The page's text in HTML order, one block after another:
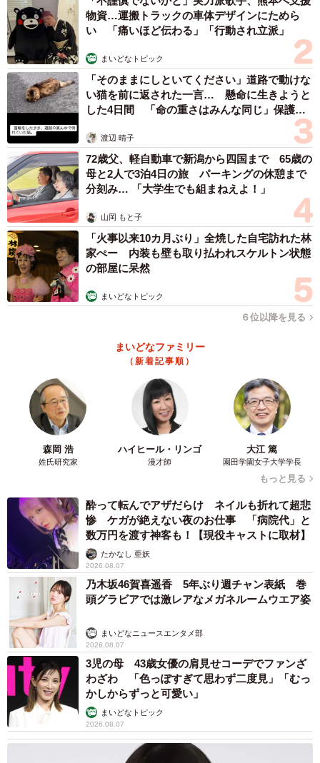
「産室外の、カメラに映らない場所で出産したようです。
録画映像での確認だったので担当者は、『今、生きている
のか』『ユキは子育てしているのか』と、喜びよりも心配
のほうが先で、鳥肌が立ち、冷や汗が出たそうです」
－赤ちゃんの大きさは？
「ホッキョクグマの誕生時の大きさは平均で約30センチ、
体重は500～800グラムだとされていて、この赤ちゃんもそ
れくらいかと。まだ測れないので映像からの推測です」
出産を伝える動画冒頭は真っ黒いものを咥えたユキの姿。「おめでと
う」「無事に育って」と祈るコメントが連なりました＝男鹿水族館ＧＡ
－生まれたての赤ちゃんの生存率はとても低い、とありま
「はい。国内の園館でこれまで生まれたホッキョクグマは
173頭。そのうち、半年以上生存したのは29頭だけなんで
す」
11月中旬から絶食状態で出産・子育て…
－ホッキョクグマの大きさの割に狭い部屋に見えます。雪
洞に籠もって出産するという野生下と似た環境に？
「コンクリート造りの部屋の中に3㎡くらいの小さな木造の
産室を2つ造り、防音材も張り付けています。中は外気温よ
り少し暖かいぐらいで、今はユキが中にいる分、さらに暖
かいと思います。冬眠しないとされるホッキョクグマです
物資…運搬トラックの車体デザインにためら
い 「痛いほど伝わる」「行動され立派」
まいどなトピック
「そのままにしといてください」道路で動けな
い猫を前に返された一言… 懸命に生きようと
した4日間 「命の重さはみんな同じ」保護団
渡辺 晴子
72歳父、軽自動車で新潟から四国まで 65歳の
母と2人で3泊4日の旅 パーキングの休憩まで
分刻み… 「大学生でも組まねえよ！」
山岡 もと子
「火事以来10カ月ぶり」全焼した自宅訪れた林
家ぺー 内装も壁も取り払われスケルトン状態
の部屋に呆然
まいどなトピック
６位以降を見る
まいどなファミリー
（新着記事順）
森岡 浩
姓氏研究家
ハイヒール・リンゴ
漫才師
大江 篤
園田学園女子大学学長
もっと見る
酔って転んでアザだらけ ネイルも折れて超悲
惨 ケガが絶えない夜のお仕事 「病院代」と
数万円を渡す神客も！【現役キャストに取材】
たかなし 亜妖
2026.08.07
乃木坂46賀喜遥香 5年ぶり週チャン表紙 巻
頭グラビアでは激レアなメガネルームウエア姿
まいどなニュースエンタメ部
2026.08.07
3児の母 43歳女優の肩見せコーデでファンざ
わざわ 「色っぽすぎて思わず二度見」「むっ
かしからずっと可愛い」
まいどなトピック
2026.08.07